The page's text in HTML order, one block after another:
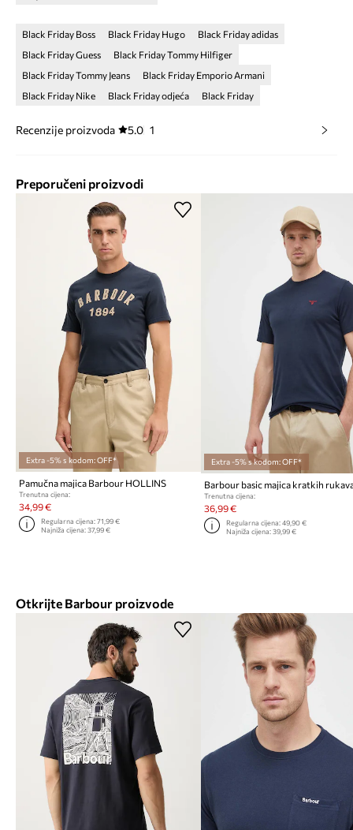
Black Friday Boss Black Friday Hugo
Black Friday adidas
Black Friday Guess
Black Friday Tommy Hilfiger
Black Friday Tommy Jeans
Black Friday Emporio Armani
Black Friday Nike
Black Friday odjeća Black Friday
Recenzije proizvoda 5.0 1
Preporučeni proizvodi
Extra -5% s kodom: OFF*
Pamučna majica Barbour HOLLINS
Trenutna cijena:
34,99 €
Regularna cijena:71,99 €
Najniža cijena:37,99 €
Extra -5% s kodom: OFF*
Trenutna cijena:
36,99 €
Regularna cijena: 49,90 €
Najniža cijena: 39,99 €
Otkrijte Barbour proizvode